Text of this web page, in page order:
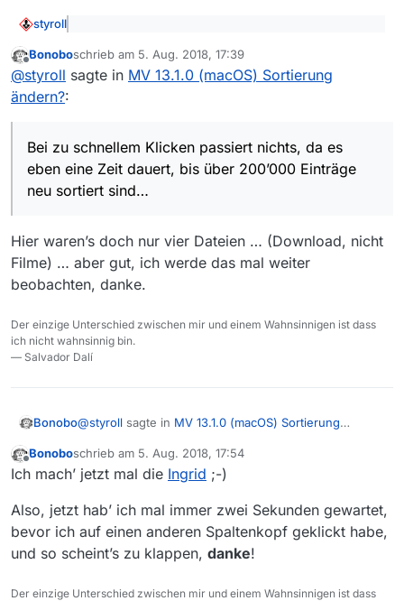
styroll
Sieht man bei deinem GIF nicht v.a., dass es funktioniert,
wie es soll?
sind…
Offline
Bonoboschrieb am 5. Aug. 2018, 17:39
zuletzt editiert von
@styroll sagte in MV 13.1.0 (macOS) Sortierung
ändern?:
Bei zu schnellem Klicken passiert nichts, da es
eben eine Zeit dauert, bis über 200’000 Einträge
neu sortiert sind…
Hier waren’s doch nur vier Dateien … (Download, nicht
Filme) … aber gut, ich werde das mal weiter
beobachten, danke.
Der einzige Unterschied zwischen mir und einem Wahnsinnigen ist dass
ich nicht wahnsinnig bin.
— Salvador Dalí
Bonobo@styroll sagte in MV 13.1.0 (macOS) Sortierung
Bei zu schnellem Klicken passiert nichts, da es
neu sortiert sind…
Hier waren’s doch nur vier Dateien … (Download, nicht
Filme) … aber gut, ich werde das mal weiter
beobachten, danke.
Bonoboschrieb am 5. Aug. 2018, 17:54
zuletzt editiert von
Ich mach’ jetzt mal die Ingrid ;-)
Also, jetzt hab’ ich mal immer zwei Sekunden gewartet,
bevor ich auf einen anderen Spaltenkopf geklickt habe,
und so scheint’s zu klappen, danke!
Der einzige Unterschied zwischen mir und einem Wahnsinnigen ist dass